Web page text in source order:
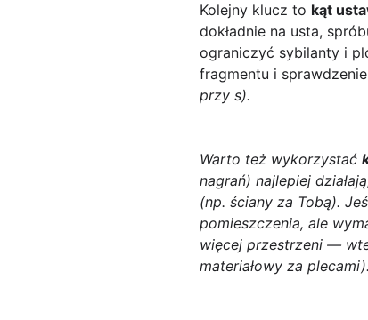
Kolejny klucz to kąt
dokładnie na usta,
ograniczyć sybilanty i
fragmentu i
przy s).
Warto też wykorzystać
nagrań) najlepiej
(np. ściany za Tobą).
pomieszczenia, ale
więcej przestrzeni —
materiałowy za plecami).